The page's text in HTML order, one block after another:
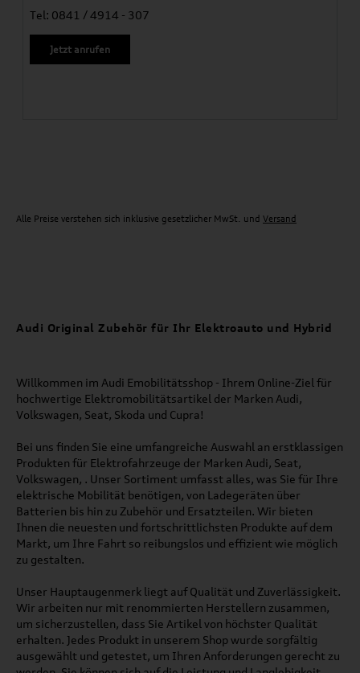
Tel: 0841 / 4914 - 307
Jetzt anrufen
Alle Preise verstehen sich inklusive gesetzlicher MwSt. und Versand
Audi Original Zubehör für Ihr Elektroauto und Hybrid
Willkommen im Audi Emobilitätsshop - Ihrem Online-Ziel für
hochwertige Elektromobilitätsartikel der Marken Audi,
Volkswagen, Seat, Skoda und Cupra!
Bei uns finden Sie eine umfangreiche Auswahl an erstklassigen
Produkten für Elektrofahrzeuge der Marken Audi, Seat,
Volkswagen, . Unser Sortiment umfasst alles, was Sie für Ihre
elektrische Mobilität benötigen, von Ladegeräten über
Batterien bis hin zu Zubehör und Ersatzteilen. Wir bieten
Ihnen die neuesten und fortschrittlichsten Produkte auf dem
Markt, um Ihre Fahrt so reibungslos und effizient wie möglich
zu gestalten.
Unser Hauptaugenmerk liegt auf Qualität und Zuverlässigkeit.
Wir arbeiten nur mit renommierten Herstellern zusammen,
um sicherzustellen, dass Sie Artikel von höchster Qualität
erhalten. Jedes Produkt in unserem Shop wurde sorgfältig
ausgewählt und getestet, um Ihren Anforderungen gerecht zu